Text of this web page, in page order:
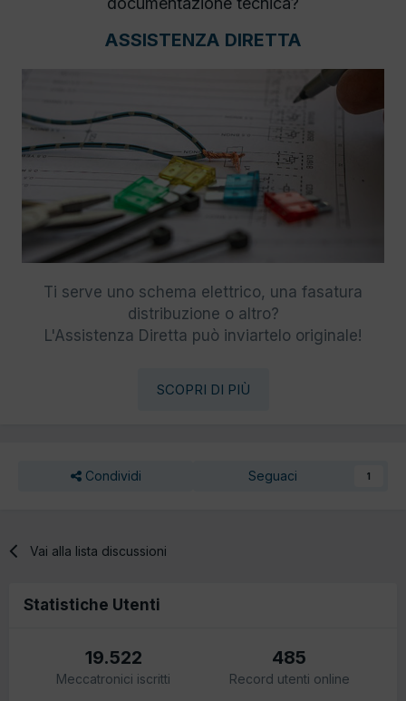
ASSISTENZA DIRETTA
Ti serve uno schema elettrico, una fasatura
distribuzione o altro?
L'Assistenza Diretta può inviartelo originale!
SCOPRI DI PIÙ
Condividi Seguaci 1
Vai alla lista discussioni
Statistiche Utenti
19.522
Meccatronici iscritti
485
Record utenti online